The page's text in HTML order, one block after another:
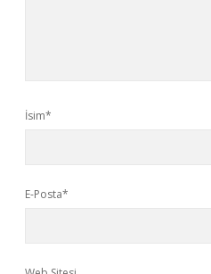
İsim*
E-Posta*